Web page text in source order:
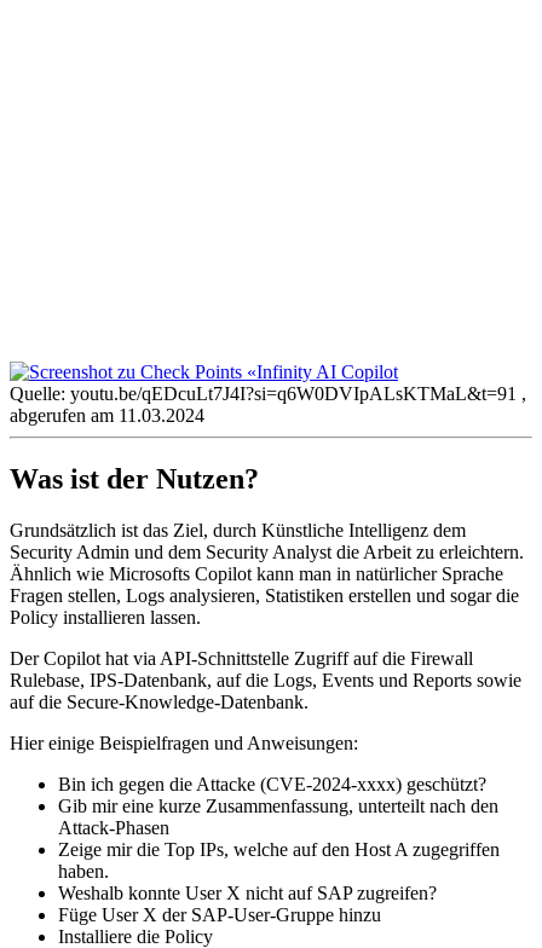
Quelle: youtu.be/qEDcuLt7J4I?si=q6W0DVIpALsKTMaL&t=91 ,
abgerufen am 11.03.2024
Was ist der Nutzen?
Grundsätzlich ist das Ziel, durch Künstliche Intelligenz dem
Security Admin und dem Security Analyst die Arbeit zu erleichtern.
Ähnlich wie Microsofts Copilot kann man in natürlicher Sprache
Fragen stellen, Logs analysieren, Statistiken erstellen und sogar die
Policy installieren lassen.
Der Copilot hat via API-Schnittstelle Zugriff auf die Firewall
Rulebase, IPS-Datenbank, auf die Logs, Events und Reports sowie
auf die Secure-Knowledge-Datenbank.
Hier einige Beispielfragen und Anweisungen:
Bin ich gegen die Attacke (CVE-2024-xxxx) geschützt?
Gib mir eine kurze Zusammenfassung, unterteilt nach den
Attack-Phasen
Zeige mir die Top IPs, welche auf den Host A zugegriffen
haben.
Weshalb konnte User X nicht auf SAP zugreifen?
Füge User X der SAP-User-Gruppe hinzu
Installiere die Policy